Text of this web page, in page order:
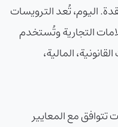
اليوم، تُعد الترويسات
التجارية وتُستخدم
المالية،
مع المعايير